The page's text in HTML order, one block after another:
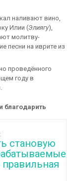
наливают вино,
Илии (Элиягу),
молитву-
песни на иврите из
проведённого
году в
благодарить
становую